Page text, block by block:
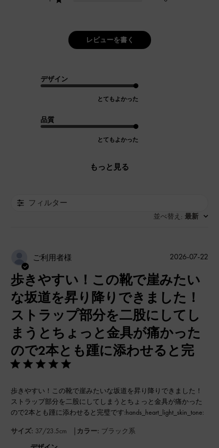
レビューを書く
デザイン
とてもよかった
品質
とてもよかった
もっと見る
フィルター
並べ替え : 最新
ご利用者様
歩きやすい！この靴で崖みたい
な坂道を昇り降りできました！
ストラップ部分を二股にしてし
まうとちょっと金具が痛かった
ので2本とも踵に添わせると完
歩きやすい！この靴で崖みたいな坂道を昇り降りできました！
ストラップ部分を二股にしてしまうとちょっと金具が痛かった
ので2本とも踵に添わせると完璧です:hands_heart_light_skin_tone:
サイズ: 37/23.5cm | カラー: ブラック系
公
2026-07-22